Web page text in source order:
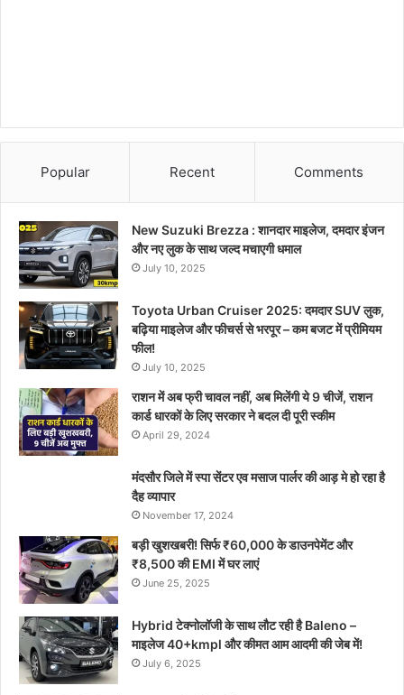
Popular Recent Comments
New Suzuki Brezza : शानदार माइलेज, दमदार इंजन
और नए लुक के साथ जल्द मचाएगी धमाल
July 10, 2025
Toyota Urban Cruiser 2025: दमदार SUV लुक,
बढ़िया माइलेज और फीचर्स से भरपूर – कम बजट में प्रीमियम
फील!
July 10, 2025
राशन में अब फ्री चावल नहीं, अब मिलेंगी ये 9 चीजें, राशन
कार्ड धारकों के लिए सरकार ने बदल दी पूरी स्कीम
April 29, 2024
मंदसौर जिले में स्पा सेंटर एव मसाज पार्लर की आड़ मे हो रहा है
दैह व्यापार
November 17, 2024
बड़ी खुशखबरी! सिर्फ ₹60,000 के डाउनपेमेंट और
₹8,500 की EMI में घर लाएं
June 25, 2025
Hybrid टेक्नोलॉजी के साथ लौट रही है Baleno –
माइलेज 40+kmpl और कीमत आम आदमी की जेब में!
July 6, 2025